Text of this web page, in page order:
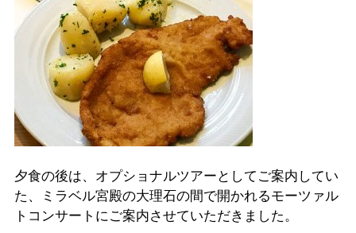
夕食の後は、オプショナルツアーとしてご案内してい
た、ミラベル宮殿の大理石の間で開かれるモーツァル
トコンサートにご案内させていただきました。